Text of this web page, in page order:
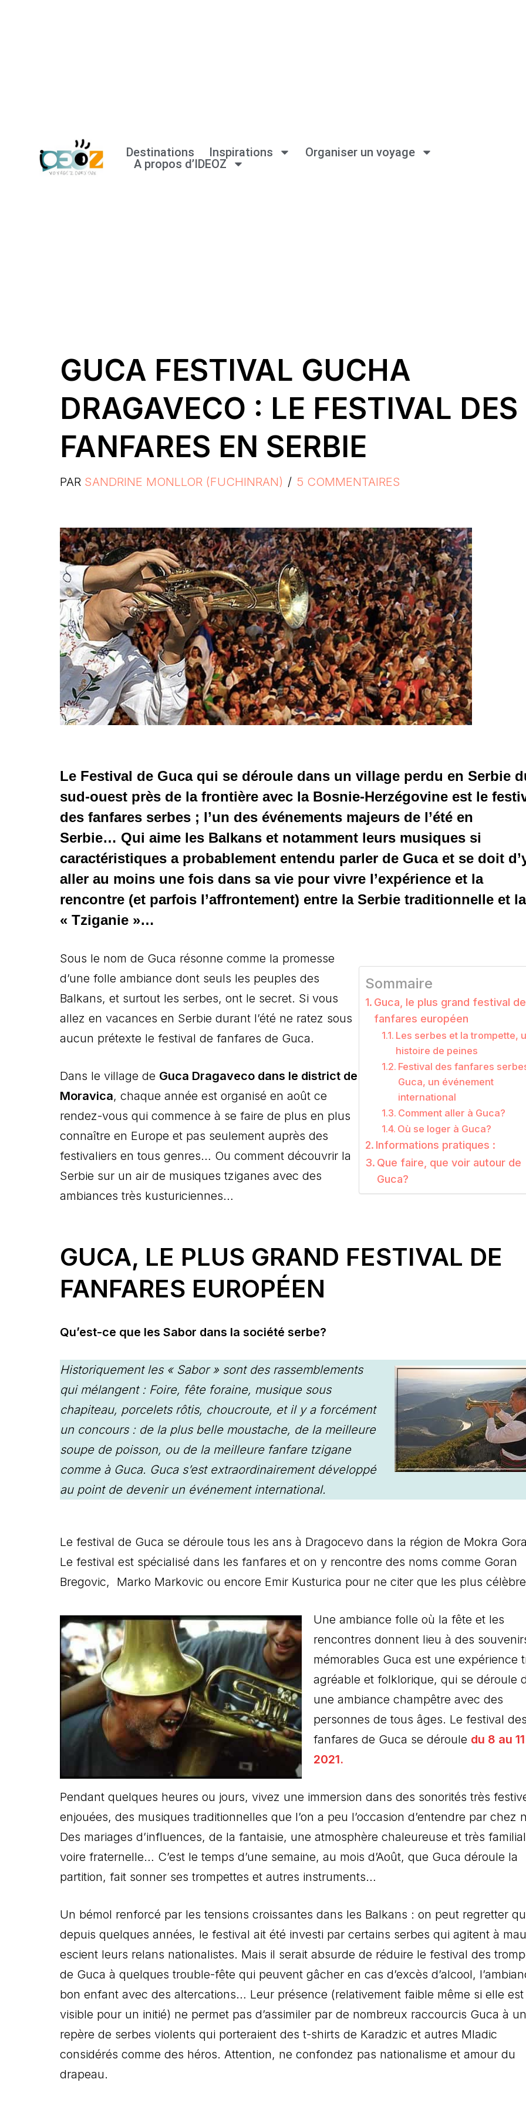
Destinations Inspirations
Organiser un voyage
A propos d’IDEOZ
GUCA FESTIVAL GUCHA
DRAGAVECO : LE FESTIVAL DES
FANFARES EN SERBIE
PAR SANDRINE MONLLOR (FUCHINRAN) 5 COMMENTAIRES
Le Festival de Guca qui se déroule dans un village perdu en Serbie
sud-ouest près de la frontière avec la Bosnie-Herzégovine est le
des fanfares serbes ; l’un des événements majeurs de l’été en
Serbie… Qui aime les Balkans et notamment leurs musiques si
caractéristiques a probablement entendu parler de Guca et se doit
aller au moins une fois dans sa vie pour vivre l’expérience et la
rencontre (et parfois l’affrontement) entre la Serbie traditionnelle et la
« Tziganie »…
Sous le nom de Guca résonne comme la promesse
d’une folle ambiance dont seuls les peuples des
Balkans, et surtout les serbes, ont le secret. Si vous
allez en vacances en Serbie durant l’été ne ratez sous
aucun prétexte le festival de fanfares de Guca.
Dans le village de Guca Dragaveco dans le district de
Moravica, chaque année est organisé en août ce
rendez-vous qui commence à se faire de plus en plus
connaître en Europe et pas seulement auprès des
festivaliers en tous genres… Ou comment découvrir la
Serbie sur un air de musiques tziganes avec des
ambiances très kusturiciennes…
Sommaire
Guca, le plus grand festival de
fanfares européen
Les serbes et la trompette,
histoire de peines
Festival des fanfares
Guca, un événement
international
Comment aller à Guca?
Où se loger à Guca?
Informations pratiques :
Que faire, que voir autour de
Guca?
GUCA, LE PLUS GRAND FESTIVAL DE
FANFARES EUROPÉEN
Qu’est-ce que les Sabor dans la société serbe?
Historiquement les « Sabor » sont des rassemblements
qui mélangent : Foire, fête foraine, musique sous
chapiteau, porcelets rôtis, choucroute, et il y a forcément
un concours : de la plus belle moustache, de la meilleure
soupe de poisson, ou de la meilleure fanfare tzigane
comme à Guca. Guca s’est extraordinairement développé
au point de devenir un événement international.
Le festival de Guca se déroule tous les ans à Dragocevo dans la région de Mokra
Le festival est spécialisé dans les fanfares et on y rencontre des noms comme Goran
Bregovic, Marko Markovic ou encore Emir Kusturica pour ne citer que les plus
Une ambiance folle où la fête et les
rencontres donnent lieu à des
mémorables Guca est une expérience
agréable et folklorique, qui se déroule
une ambiance champêtre avec des
personnes de tous âges. Le festival
fanfares de Guca se déroule du 8 au
2021.
Pendant quelques heures ou jours, vivez une immersion dans des sonorités très
enjouées, des musiques traditionnelles que l’on a peu l’occasion d’entendre par chez
Des mariages d’influences, de la fantaisie, une atmosphère chaleureuse et très
voire fraternelle… C’est le temps d’une semaine, au mois d’Août, que Guca déroule la
partition, fait sonner ses trompettes et autres instruments…
Un bémol renforcé par les tensions croissantes dans les Balkans : on peut regretter
depuis quelques années, le festival ait été investi par certains serbes qui agitent à
escient leurs relans nationalistes. Mais il serait absurde de réduire le festival des
de Guca à quelques trouble-fête qui peuvent gâcher en cas d’excès d’alcool,
bon enfant avec des altercations… Leur présence (relativement faible même si elle est
visible pour un initié) ne permet pas d’assimiler par de nombreux raccourcis Guca à un
repère de serbes violents qui porteraient des t-shirts de Karadzic et autres Mladic
considérés comme des héros. Attention, ne confondez pas nationalisme et amour du
drapeau.